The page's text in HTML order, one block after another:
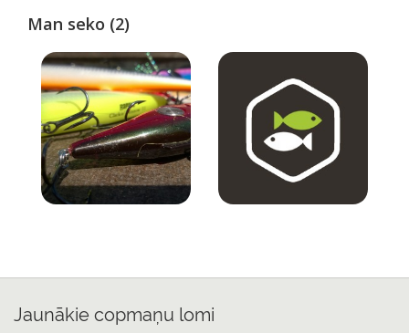
Man seko (2)
Jaunākie copmaņu lomi